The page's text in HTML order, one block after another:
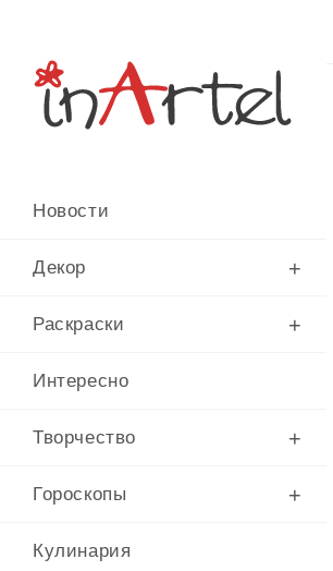
Новости
Декор
Раскраски
Интересно
Творчество
Гороскопы
Кулинария